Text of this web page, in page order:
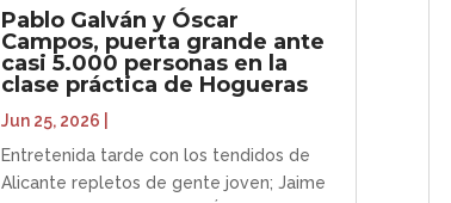
Pablo Galván y Óscar
Campos, puerta grande ante
casi 5.000 personas en la
clase práctica de Hogueras
Jun 25, 2026
Entretenida tarde con los tendidos de
Alicante repletos de gente joven; Jaime